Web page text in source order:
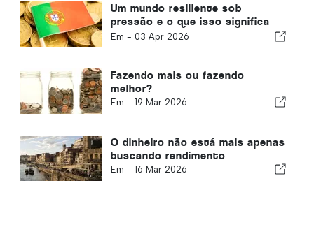
Um mundo resiliente sob
pressão e o que isso significa
para Portugal
Em - 03 Apr 2026
Fazendo mais ou fazendo
melhor?
Em - 19 Mar 2026
O dinheiro não está mais apenas
buscando rendimento
Em - 16 Mar 2026